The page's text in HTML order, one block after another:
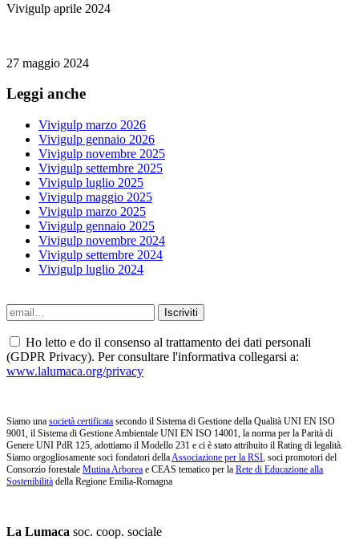
Vivigulp aprile 2024
27 maggio 2024
Leggi anche
Vivigulp marzo 2026
Vivigulp gennaio 2026
Vivigulp novembre 2025
Vivigulp settembre 2025
Vivigulp luglio 2025
Vivigulp maggio 2025
Vivigulp marzo 2025
Vivigulp gennaio 2025
Vivigulp novembre 2024
Vivigulp settembre 2024
Vivigulp luglio 2024
Ho letto e do il consenso al trattamento dei dati personali
(GDPR Privacy). Per consultare l'informativa collegarsi a:
www.lalumaca.org/privacy
Siamo una società certificata secondo il Sistema di Gestione della Qualità UNI EN ISO
9001, il Sistema di Gestione Ambientale UNI EN ISO 14001, la norma per la Parità di
Genere UNI PdR 125, adottiamo il Modello 231 e ci è stato attribuito il Rating di legalità.
Siamo orgogliosamente soci fondatori dellaAssociazione per la RSI, soci promotori del
Consorzio forestale Mutina Arborea e CEAS tematico per la Rete di Educazione alla
Sostenibilità della Regione Emilia-Romagna
La Lumaca soc. coop. sociale